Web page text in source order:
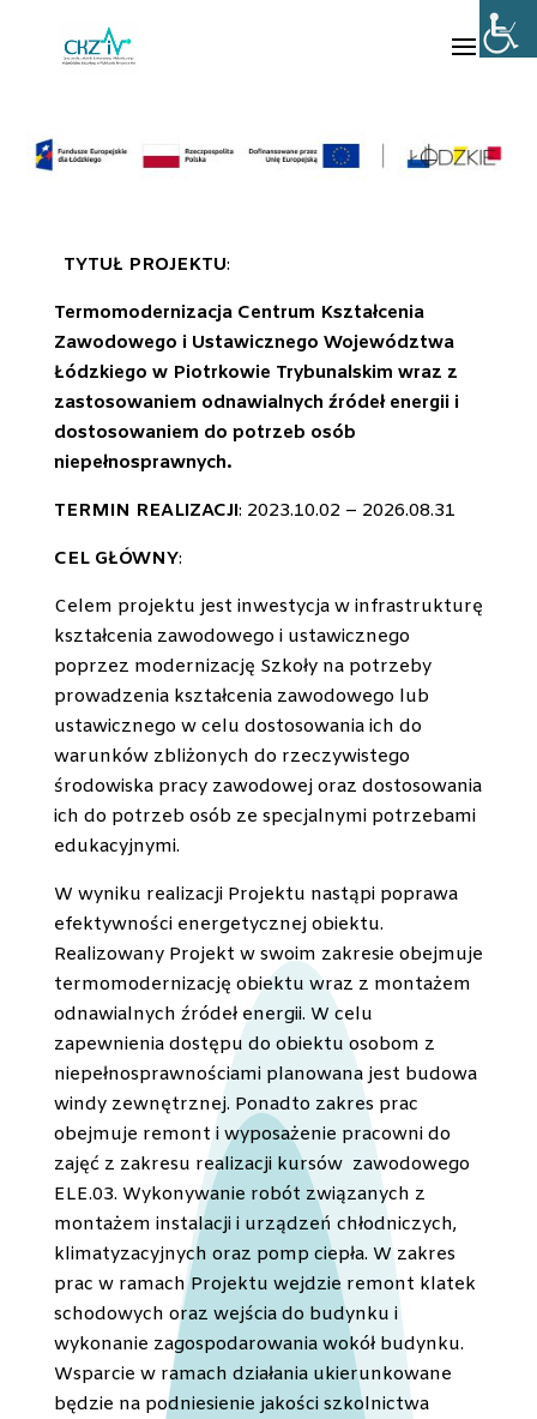
TYTUŁ PROJEKTU:
Termomodernizacja Centrum Kształcenia
Zawodowego i Ustawicznego Województwa
Łódzkiego w Piotrkowie Trybunalskim wraz z
zastosowaniem odnawialnych źródeł energii i
dostosowaniem do potrzeb osób
niepełnosprawnych.
TERMIN REALIZACJI: 2023.10.02 – 2026.08.31
CEL GŁÓWNY:
Celem projektu jest inwestycja w infrastrukturę
kształcenia zawodowego i ustawicznego
poprzez modernizację Szkoły na potrzeby
prowadzenia kształcenia zawodowego lub
ustawicznego w celu dostosowania ich do
warunków zbliżonych do rzeczywistego
środowiska pracy zawodowej oraz dostosowania
ich do potrzeb osób ze specjalnymi potrzebami
edukacyjnymi.
W wyniku realizacji Projektu nastąpi poprawa
efektywności energetycznej obiektu.
Realizowany Projekt w swoim zakresie obejmuje
termomodernizację obiektu wraz z montażem
odnawialnych źródeł energii. W celu
zapewnienia dostępu do obiektu osobom z
niepełnosprawnościami planowana jest budowa
windy zewnętrznej. Ponadto zakres prac
obejmuje remont i wyposażenie pracowni do
zajęć z zakresu realizacji kursów zawodowego
ELE.03. Wykonywanie robót związanych z
montażem instalacji i urządzeń chłodniczych,
klimatyzacyjnych oraz pomp ciepła. W zakres
prac w ramach Projektu wejdzie remont klatek
schodowych oraz wejścia do budynku i
wykonanie zagospodarowania wokół budynku.
Wsparcie w ramach działania ukierunkowane
będzie na podniesienie jakości szkolnictwa